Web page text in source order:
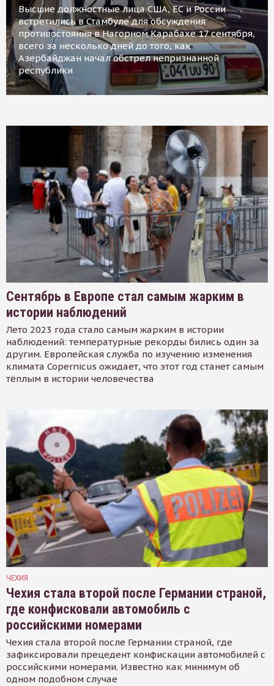
Высшие должностные лица США, ЕС и России
встретились в Стамбуле для обсуждения
противостояния в Нагорном Карабахе 17 сентября,
всего за несколько дней до того, как
Азербайджан начал обстрел непризнанной
республики
Сентябрь в Европе стал самым жарким в
истории наблюдений
Лето 2023 года стало самым жарким в истории
наблюдений: температурные рекорды бились один за
другим. Европейская служба по изучению изменения
климата Copernicus ожидает, что этот год станет самым
тёплым в истории человечества
ЧЕХИЯ
Чехия стала второй после Германии страной,
где конфисковали автомобиль с
российскими номерами
Чехия стала второй после Германии страной, где
зафиксировали прецедент конфискации автомобилей с
российскими номерами. Известно как минимум об
одном подобном случае